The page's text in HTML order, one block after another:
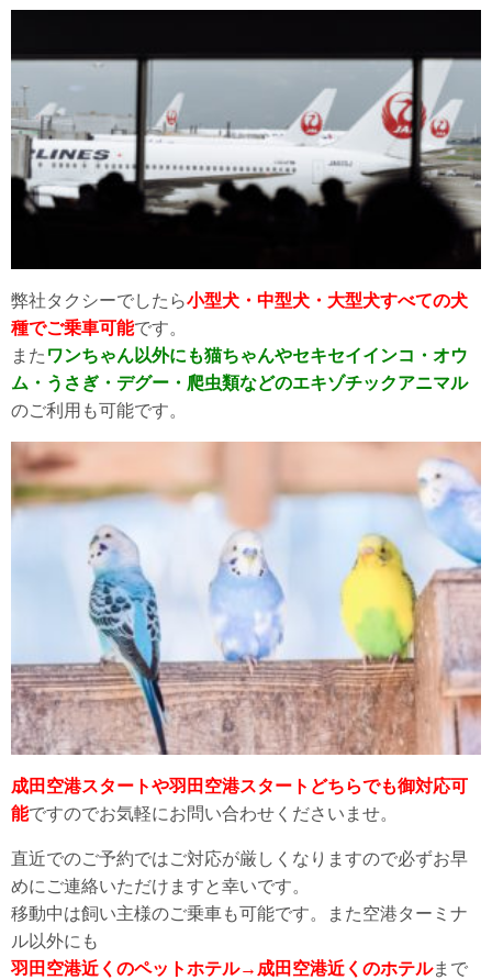
弊社タクシーでしたら小型犬・中型犬・大型犬すべての犬
種でご乗車可能です。
また ワンちゃん以外にも猫ちゃんやセキセイインコ・オウ
ム・うさぎ・デグー・爬虫類などのエキゾチックアニマル
のご利用も可能です。
成田空港スタートや羽田空港スタートどちらでも御対応可
能ですのでお気軽にお問い合わせくださいませ。
直近でのご予約ではご対応が厳しくなりますので必ずお早
めにご連絡いただけますと幸いです。
移動中は飼い主様のご乗車も可能です。また空港ターミナ
ル以外にも
羽田空港近くのペットホテル→成田空港近くのホテルまで